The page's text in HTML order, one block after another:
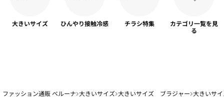
大きいサイズ ひんやり接触冷感 チラシ特集 カテゴリ一覧を見
る
ファッション通販 ベルーナ 大きいサイズ 大きいサイズ ブラジャー 大きいサ